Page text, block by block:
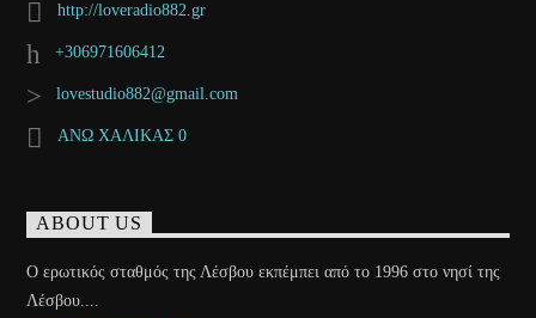
http://loveradio882.gr
+306971606412
lovestudio882@gmail.com
ΑΝΩ ΧΑΛΙΚΑΣ 0
ABOUT US
Ο ερωτικός σταθμός της Λέσβου εκπέμπει από το 1996 στο νησί της
Λέσβου....